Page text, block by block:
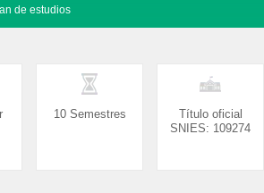
de estudios
10 Semestres
Título oficial
SNIES: 109274